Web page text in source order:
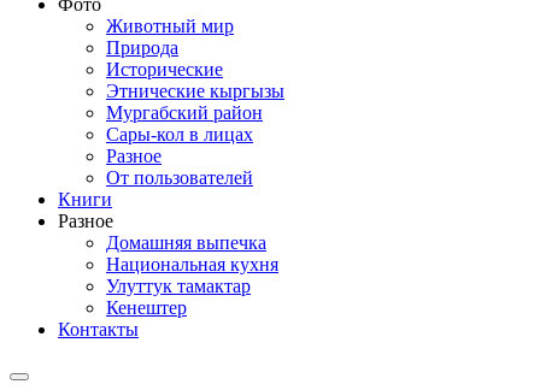
Фото
Животный мир
Природа
Исторические
Этнические кыргызы
Мургабский район
Сары-кол в лицах
Разное
От пользователей
Книги
Разное
Домашняя выпечка
Национальная кухня
Улуттук тамактар
Кенештер
Контакты